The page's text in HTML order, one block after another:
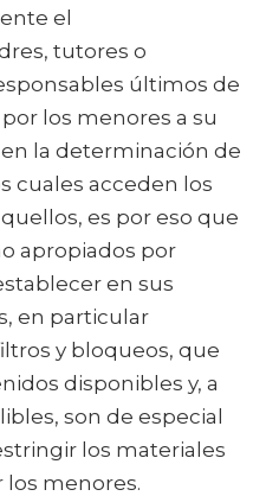
el
tutores o
últimos de
los menores a su
la determinación de
cuales acceden los
es por eso que
apropiados por
en sus
en particular
y bloqueos, que
disponibles y, a
son de especial
los materiales
los menores.